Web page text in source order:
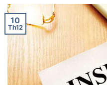
10
Th12